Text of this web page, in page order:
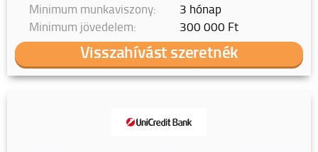
Minimum munkaviszony:
3 hónap
Minimum jövedelem:
300 000 Ft
Visszahívást szeretnék